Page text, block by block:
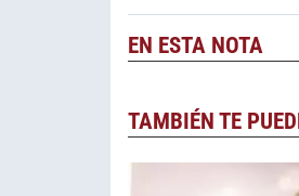
EN ESTA NOTA
TAMBIÉN TE